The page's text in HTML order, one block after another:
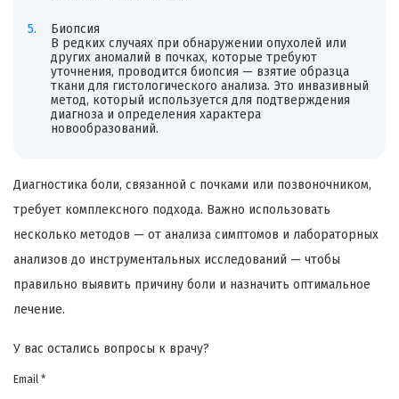
Биопсия
В редких случаях при обнаружении опухолей или
других аномалий в почках, которые требуют
уточнения, проводится биопсия — взятие образца
ткани для гистологического анализа. Это инвазивный
метод, который используется для подтверждения
диагноза и определения характера
новообразований.
Диагностика боли, связанной с почками или позвоночником,
требует комплексного подхода. Важно использовать
несколько методов — от анализа симптомов и лабораторных
анализов до инструментальных исследований — чтобы
правильно выявить причину боли и назначить оптимальное
лечение.
У вас остались вопросы к врачу?
Email *